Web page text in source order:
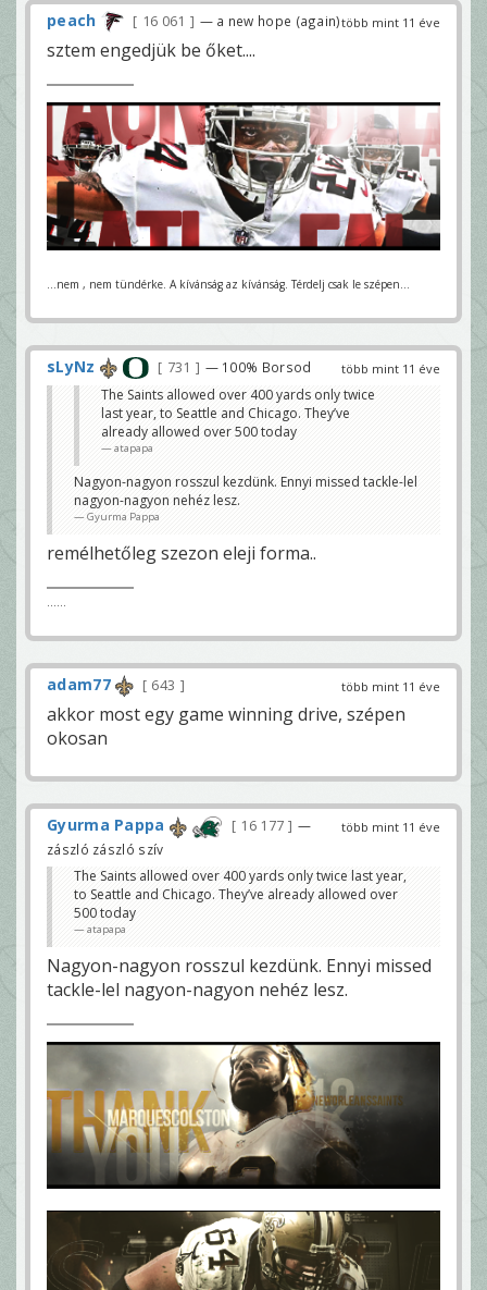
több mint 11 éve
peach 16 061 — a new hope (again)
sztem engedjük be őket....
...nem , nem tündérke. A kívánság az kívánság. Térdelj csak le szépen...
több mint 11 éve
sLyNz 731 — 100% Borsod
The Saints allowed over 400 yards only twice
last year, to Seattle and Chicago. They’ve
already allowed over 500 today
atapapa
Nagyon-nagyon rosszul kezdünk. Ennyi missed tackle-lel
nagyon-nagyon nehéz lesz.
Gyurma Pappa
remélhetőleg szezon eleji forma..
......
több mint 11 éve
adam77 643
akkor most egy game winning drive, szépen
okosan
több mint 11 éve
Gyurma Pappa 16 177
—
zászló zászló szív
The Saints allowed over 400 yards only twice last year,
to Seattle and Chicago. They’ve already allowed over
500 today
atapapa
Nagyon-nagyon rosszul kezdünk. Ennyi missed
tackle-lel nagyon-nagyon nehéz lesz.